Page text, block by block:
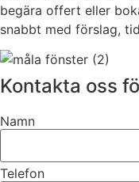
begära offert eller
snabbt med förslag,
Kontakta oss
Namn
Telefon